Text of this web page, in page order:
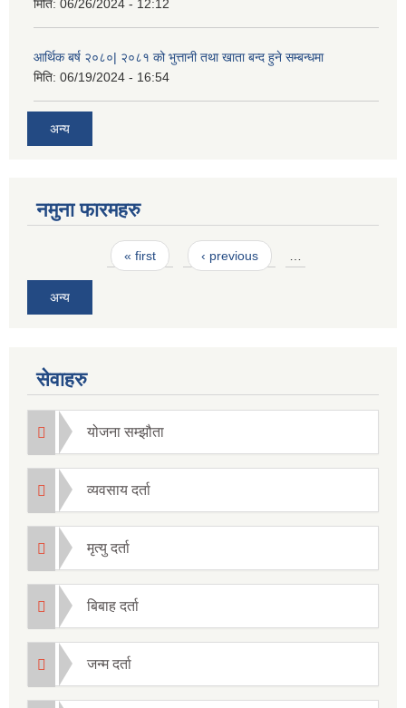
मिति: 06/26/2024 - 12:12
आर्थिक बर्ष २०८०| २०८१ को भुत्तानी तथा खाता बन्द हुने सम्बन्धमा
मिति: 06/19/2024 - 16:54
अन्य
नमुना फारमहरु
« first ‹ previous
अन्य
सेवाहरु
योजना सम्झौता
व्यवसाय दर्ता
मृत्यु दर्ता
बिबाह दर्ता
जन्म दर्ता